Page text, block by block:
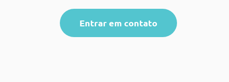
Entrar em contato